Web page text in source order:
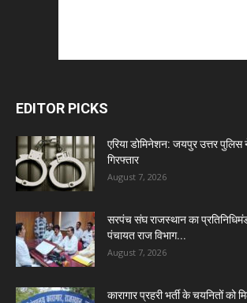
EDITOR PICKS
एरिया डोमिनेशन: जयपुर उत्तर पुलिस
गिरफ्तार
August 7, 2026
सरपंच संघ राजस्थान का
पंचायत राज विभाग...
August 7, 2026
कारागार प्रहरी भर्ती के चयनितों को